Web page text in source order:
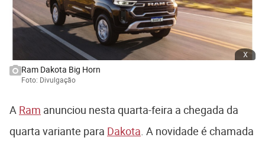
x
Ram Dakota Big Horn
Foto: Divulgação
A Ram anunciou nesta quarta-feira a chegada da
quarta variante para Dakota . A novidade é chamada